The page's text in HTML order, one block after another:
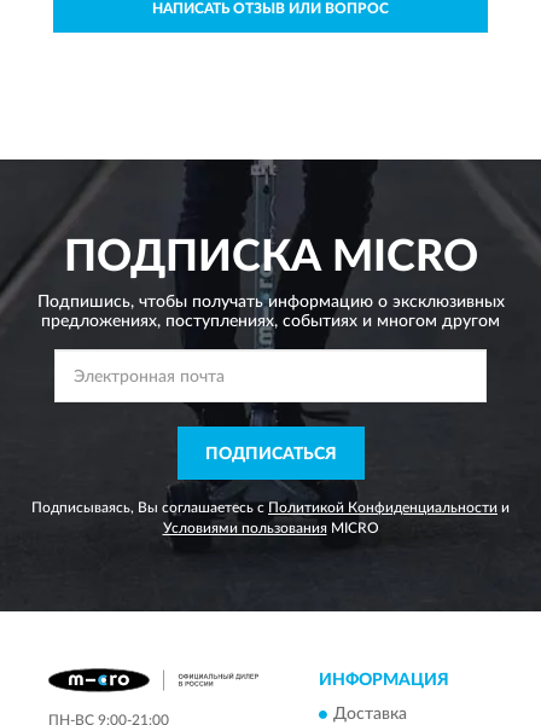
НАПИСАТЬ ОТЗЫВ ИЛИ ВОПРОС
ПОДПИСКАMICRO
Подпишись, чтобы получать информацию о эксклюзивных
предложениях, поступлениях, событиях и многом другом
ПОДПИСАТЬСЯ
Подписываясь, Вы соглашаетесь с Политикой Конфиденциальности и
Условиями пользованияMICRO
ПН-ВС 9:00-21:00
ИНФОРМАЦИЯ
Доставка